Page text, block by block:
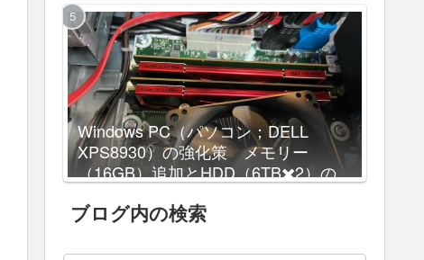
Windows PC（パソコン；DELL
XPS8930）の強化策 メモリー
（16GB）追加とHDD（6TB✖️2）の
ブログ内の検索